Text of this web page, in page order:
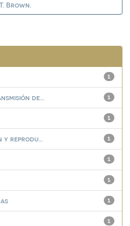
Brown.
1
1
de...
1
1
y reprodu...
1
1
1
1